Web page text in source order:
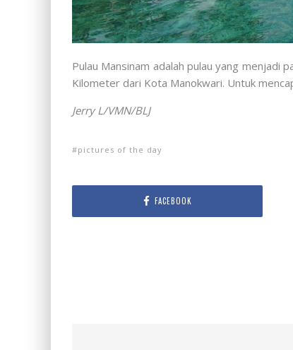
Pulau Mansinam adalah pulau yang menjadi
Kilometer dari Kota Manokwari. Untuk
Jerry L/VMN/BLJ
pictures of the day
FACEBOOK